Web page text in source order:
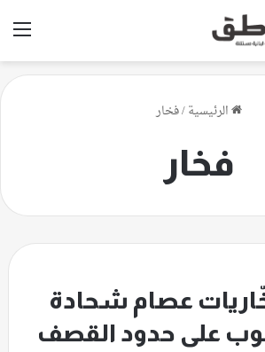
الرئيسية/فخار
فخار
عصام شحادة
على حدود القصف